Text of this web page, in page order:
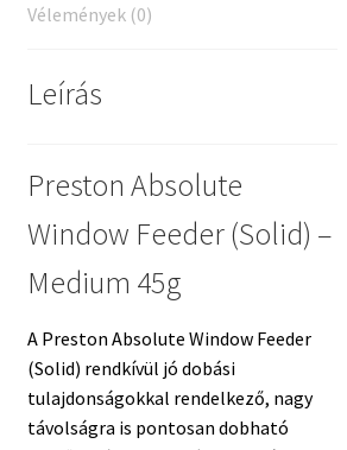
Vélemények (0)
Leírás
Preston Absolute
Window Feeder (Solid) –
Medium 45g
A Preston Absolute Window Feeder
(Solid) rendkívül jó dobási
tulajdonságokkal rendelkező, nagy
távolságra is pontosan dobható